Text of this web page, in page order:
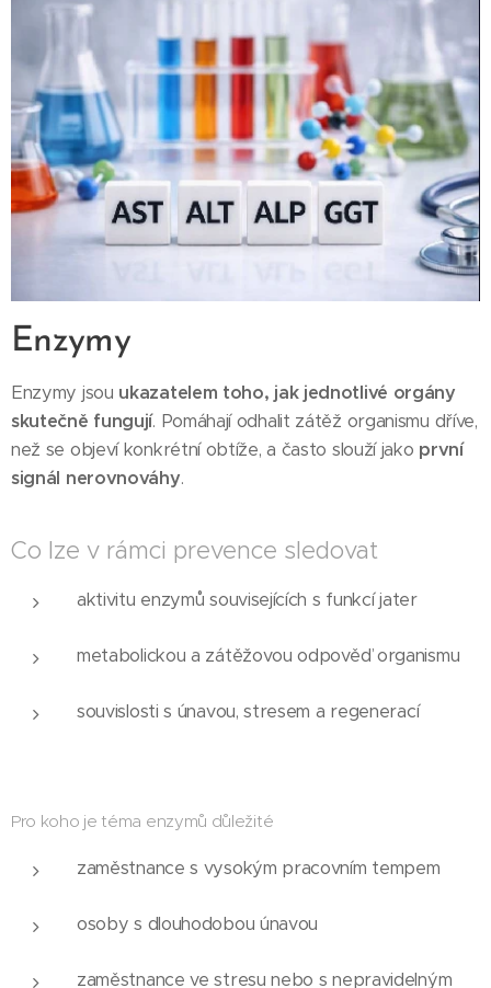
Enzymy
Enzymy jsou ukazatelem toho, jak jednotlivé orgány
skutečně fungují. Pomáhají odhalit zátěž organismu dříve,
než se objeví konkrétní obtíže, a často slouží jako první
signál nerovnováhy.
Co lze v rámci prevence sledovat
aktivitu enzymů souvisejících s funkcí jater
metabolickou a zátěžovou odpověď organismu
souvislosti s únavou, stresem a regenerací
Pro koho je téma enzymů důležité
zaměstnance s vysokým pracovním tempem
osoby s dlouhodobou únavou
zaměstnance ve stresu nebo s nepravidelným